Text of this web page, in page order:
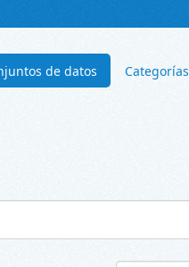
de datos Categorías